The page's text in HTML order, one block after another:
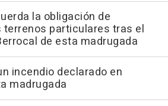
la obligación de
terrenos particulares tras el
de esta madrugada
incendio declarado en
madrugada